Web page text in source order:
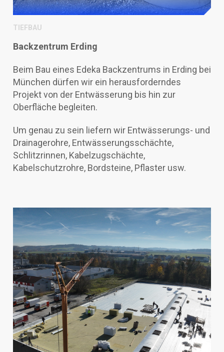
TIEFBAU
Backzentrum Erding
Beim Bau eines Edeka Backzentrums in Erding bei
München dürfen wir ein herausforderndes
Projekt von der Entwässerung bis hin zur
Oberfläche begleiten.
Um genau zu sein liefern wir Entwässerungs- und
Drainagerohre, Entwässerungsschächte,
Schlitzrinnen, Kabelzugschächte,
Kabelschutzrohre, Bordsteine, Pflaster usw.